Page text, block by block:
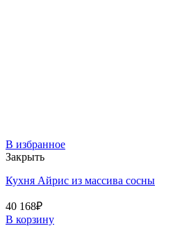
В избранное
Закрыть
Кухня Айрис из массива сосны
40 168₽
В корзину